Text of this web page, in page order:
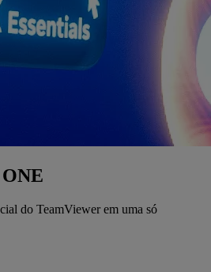
do TeamViewer em uma só